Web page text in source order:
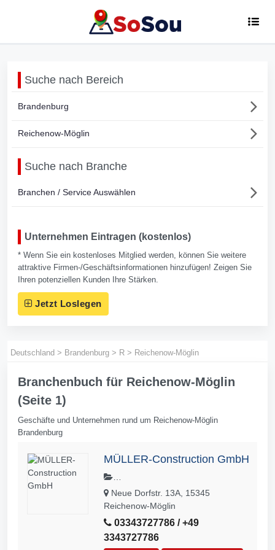
Suche nach Bereich
Brandenburg
Reichenow-Möglin
Suche nach Branche
Branchen / Service Auswählen
Unternehmen Eintragen (kostenlos)
* Wenn Sie ein kostenloses Mitglied werden, können Sie weitere
attraktive Firmen-/Geschäftsinformationen hinzufügen! Zeigen Sie
Ihren potenziellen Kunden Ihre Stärken.
Jetzt Loslegen
Deutschland > Brandenburg > R > Reichenow-Möglin
Branchenbuch für Reichenow-Möglin
(Seite 1)
Geschäfte und Unternehmen rund um Reichenow-Möglin
Brandenburg
MÜLLER-Construction GmbH
Zimmermannsarbeiten,Veranstaltung,
Trockenbau,Tischlerarbeiten,Promoti
on,Messestandgestaltung,Messestän
de,Messestand,Messemontagen,Mes
Neue Dorfstr. 13A, 15345
Reichenow-Möglin
03343727786 / +49
3343727786